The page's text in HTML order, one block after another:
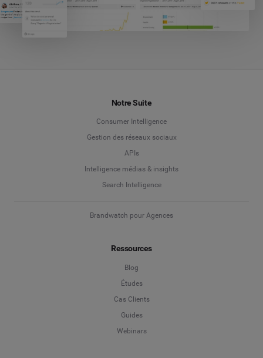
Notre Suite
Consumer Intelligence
Gestion des réseaux sociaux
APIs
Intelligence médias & insights
Search Intelligence
Brandwatch pour Agences
Ressources
Blog
Études
Cas Clients
Guides
Webinars